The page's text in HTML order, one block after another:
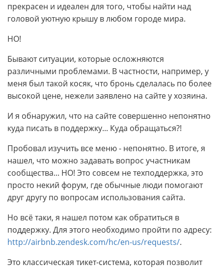
прекрасен и идеален для того, чтобы найти над
головой уютную крышу в любом городе мира.
НО!
Бывают ситуации, которые осложняются
различными проблемами. В частности, например, у
меня был такой косяк, что бронь сделалась по более
высокой цене, нежели заявлено на сайте у хозяина.
И я обнаружил, что на сайте совершенно непонятно
куда писать в поддержку... Куда обращаться?!
Пробовал изучить все меню - непонятно. В итоге, я
нашел, что можно задавать вопрос участникам
сообщества... НО! Это совсем не техподдержка, это
просто некий форум, где обычные люди помогают
друг другу по вопросам использования сайта.
Но всё таки, я нашел потом как обратиться в
поддержку. Для этого необходимо пройти по адресу:
http://airbnb.zendesk.com/hc/en-us/requests/.
Это классическая тикет-система, которая позволит